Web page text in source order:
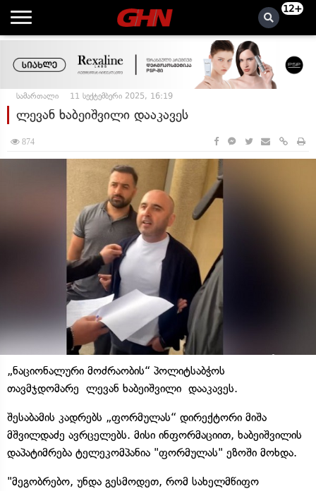
12+
სამართალი 11 სექტემბერი 2025, 16:19
ლევან ხაბეიშვილი დააკავეს
874
„ნაციონალური მოძრაობის“ პოლიტსაბჭოს
თავმჯდომარე ლევან ხაბეიშვილი დააკავეს.
შესაბამის კადრებს „ფორმულას“ დირექტორი მიშა
მშვილდაძე ავრცელებს. მისი ინფორმაციით, ხაბეიშვილის
დაპატიმრება ტელეკომპანია "ფორმულას" ეზოში მოხდა.
"მეგობრებო, უნდა გესმოდეთ, რომ სახელმწიფო